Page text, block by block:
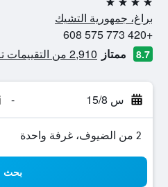
4 نجوم
براغ، جمهورية التشيك
+420 773 575 608
8.7 ممتاز 2,910 من التقييمات تم التحقق منها
س 15/8 -
2 من الضيوف، غرفة واحدة
بحث